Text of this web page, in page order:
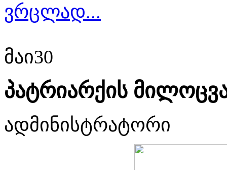
ვრცლად...
მაი30
პატრიარქის
ადმინისტრატორი